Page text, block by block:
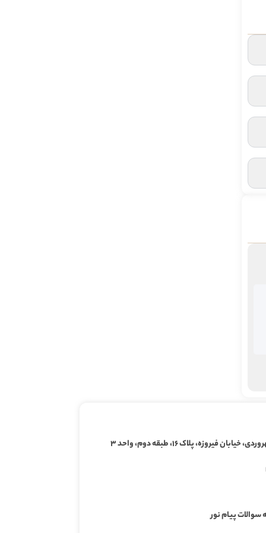
فیروزه، پلاک ۱۶، طبقه دوم، واحد ۳
سوالات پیام نور